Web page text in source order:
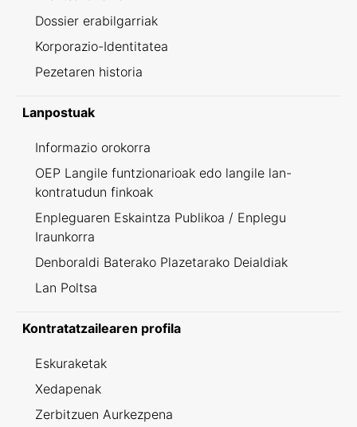
Dossier erabilgarriak
Korporazio-Identitatea
Pezetaren historia
Lanpostuak
Informazio orokorra
OEP Langile funtzionarioak edo langile lan-
kontratudun finkoak
Enpleguaren Eskaintza Publikoa / Enplegu
Iraunkorra
Denboraldi Baterako Plazetarako Deialdiak
Lan Poltsa
Kontratatzailearen profila
Eskuraketak
Xedapenak
Zerbitzuen Aurkezpena